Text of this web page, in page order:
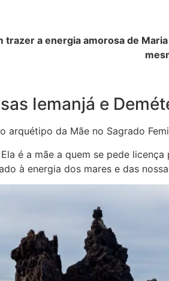
trazer a energia amorosa de
Iemanjá e
arquétipo da Mãe no Sagrado
é a mãe a quem se pede
à energia dos mares e das